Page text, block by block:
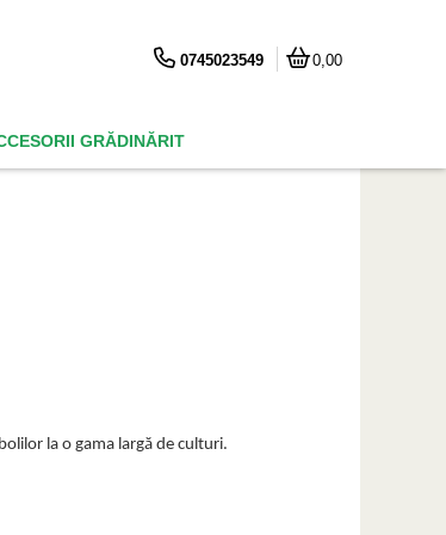
0745023549 0,00
GRĂDINĂRIT
la o gama largă de culturi.